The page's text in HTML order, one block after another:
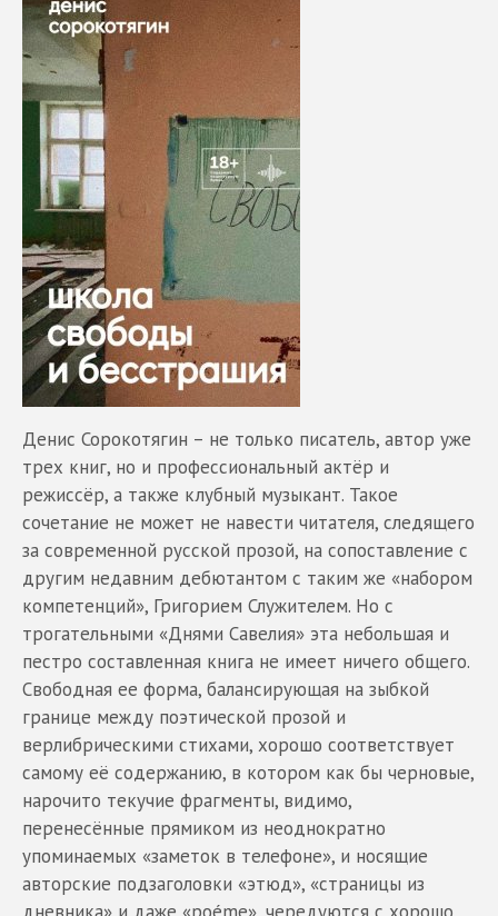
Денис Сорокотягин – не только писатель, автор уже
трех книг, но и профессиональный актёр и
режиссёр, а также клубный музыкант. Такое
сочетание не может не навести читателя, следящего
за современной русской прозой, на сопоставление с
другим недавним дебютантом с таким же «набором
компетенций», Григорием Служителем. Но с
трогательными «Днями Савелия» эта небольшая и
пестро составленная книга не имеет ничего общего.
Свободная ее форма, балансирующая на зыбкой
границе между поэтической прозой и
верлибрическими стихами, хорошо соответствует
самому её содержанию, в котором как бы черновые,
нарочито текучие фрагменты, видимо,
перенесённые прямиком из неоднократно
упоминаемых «заметок в телефоне», и носящие
авторские подзаголовки «этюд», «страницы из